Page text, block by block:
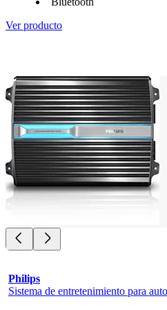
Ver producto
Philips
Sistema de entretenimiento para